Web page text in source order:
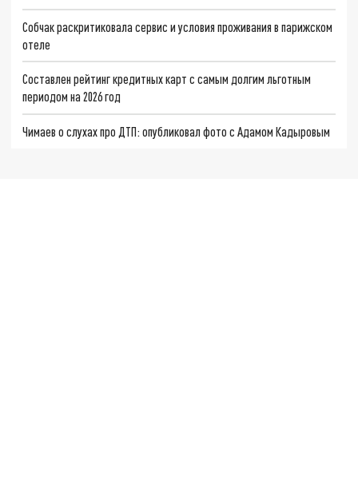
Собчак раскритиковала сервис и условия проживания в парижском
отеле
Составлен рейтинг кредитных карт с самым долгим льготным
периодом на 2026 год
Чимаев о слухах про ДТП: опубликовал фото с Адамом Кадыровым